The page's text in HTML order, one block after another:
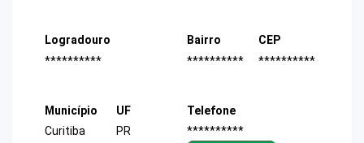
Logradouro
**********
Bairro
**********
CEP
**********
Município
Curitiba
UF
PR
Telefone
**********